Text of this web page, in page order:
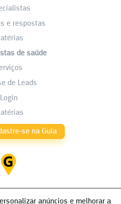
e respostas
de saúde
de Leads
Login
se na Guia
anúncios e melhorar a